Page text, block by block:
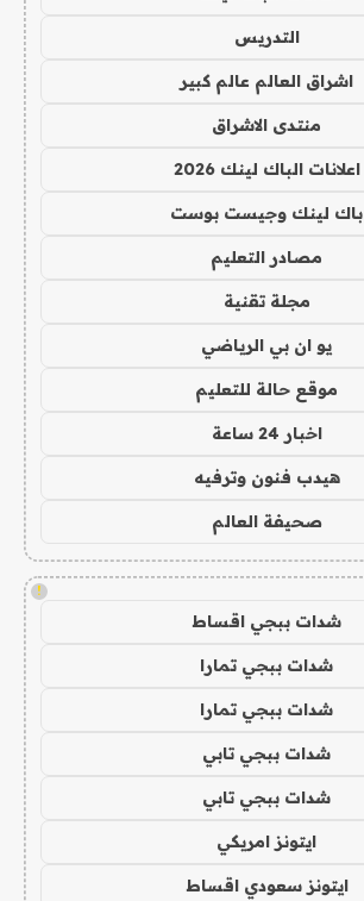
التدريس
اشراق العالم عالم كبير
منتدى الاشراق
اعلانات الباك لينك 2026
باك لينك وجيست بوست
مصادر التعليم
مجلة تقنية
يو ان بي الرياضي
موقع حالة للتعليم
اخبار 24 ساعة
هيدب فنون وترفيه
صحيفة العالم
!
شدات ببجي اقساط
شدات ببجي تمارا
شدات ببجي تمارا
شدات ببجي تابي
شدات ببجي تابي
ايتونز امريكي
ايتونز سعودي اقساط